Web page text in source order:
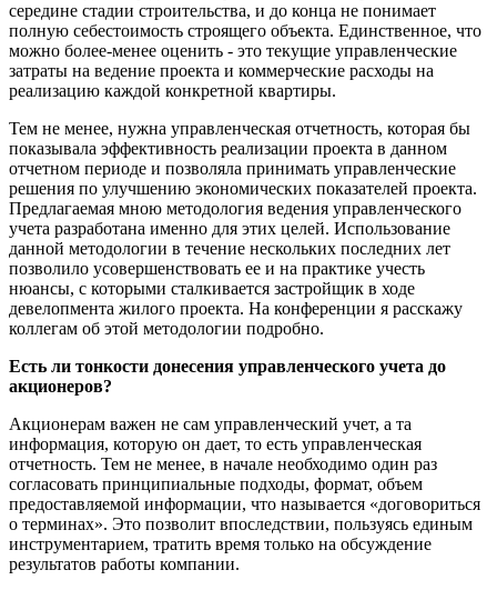
середине стадии строительства, и до конца не понимает
полную себестоимость строящего объекта. Единственное, что
можно более-менее оценить - это текущие управленческие
затраты на ведение проекта и коммерческие расходы на
реализацию каждой конкретной квартиры.
Тем не менее, нужна управленческая отчетность, которая бы
показывала эффективность реализации проекта в данном
отчетном периоде и позволяла принимать управленческие
решения по улучшению экономических показателей проекта.
Предлагаемая мною методология ведения управленческого
учета разработана именно для этих целей. Использование
данной методологии в течение нескольких последних лет
позволило усовершенствовать ее и на практике учесть
нюансы, с которыми сталкивается застройщик в ходе
девелопмента жилого проекта. На конференции я расскажу
коллегам об этой методологии подробно.
Есть ли тонкости донесения управленческого учета до
акционеров?
Акционерам важен не сам управленческий учет, а та
информация, которую он дает, то есть управленческая
отчетность. Тем не менее, в начале необходимо один раз
согласовать принципиальные подходы, формат, объем
предоставляемой информации, что называется «договориться
о терминах». Это позволит впоследствии, пользуясь единым
инструментарием, тратить время только на обсуждение
результатов работы компании.